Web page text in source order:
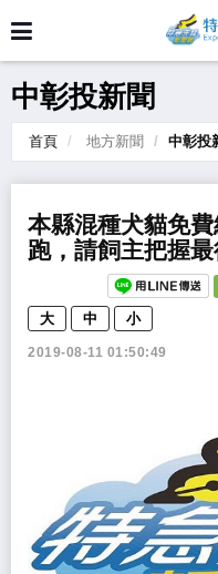
中彰投新聞
首頁 地方新聞 中彰投
本縣混種犬貓免
跑，請飼主把握
大
中 小
2019-08-11 01:50:49